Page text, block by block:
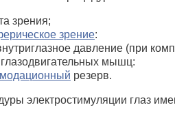
зрения;
зрение:
давление (при
мышц:
резерв.
электростимуляции глаз